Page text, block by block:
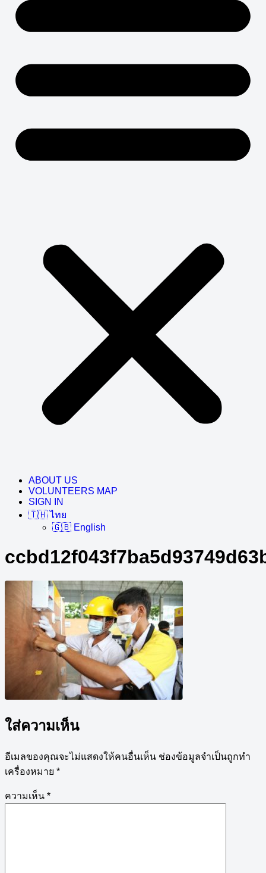
ABOUT US
VOLUNTEERS MAP
SIGN IN
🇹🇭 ไทย
🇬🇧 English
ใส่ความเห็น
อีเมลของคุณจะไม่แสดงให้คนอื่นเห็น ช่องข้อมูลจำเป็นถูกทำ
เครื่องหมาย *
ความเห็น *